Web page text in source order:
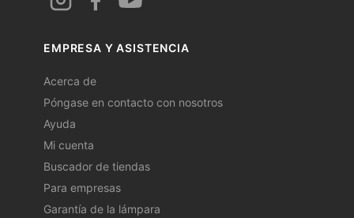
EMPRESA Y ASISTENCIA
Acerca de
Póngase en contacto con nosotros
Ayuda
Mi cuenta
Buscador de tiendas
Para empresas
Garantía de la lámpara